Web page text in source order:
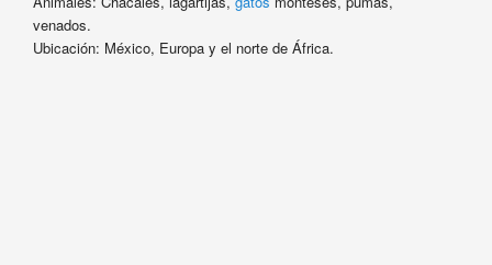
venados.
Ubicación: México, Europa y el norte de África.